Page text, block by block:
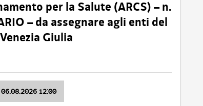
per la Salute (ARCS) – n.
– da assegnare agli enti del
Giulia
12:00